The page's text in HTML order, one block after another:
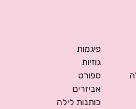
פיגמות
גוזיות
ספורט
אביזרים
כותנות לילה